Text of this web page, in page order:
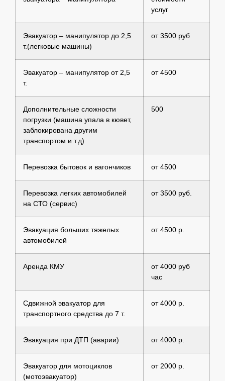
услуг
Эвакуатор – манипулятор до 2,5
т.(легковые машины)
от 3500 руб
Эвакуатор – манипулятор от 2,5
т.
от 4500
Дополнительные сложности
погрузки (машина упала в кювет,
заблокирована другим
транспортом и т.д)
500
Перевозка бытовок и вагончиков от 4500
Перевозка легких автомобилей
на СТО (сервис)
от 3500 руб.
Эвакуация больших тяжелых
автомобилей
от 4500 р.
Аренда КМУ
от 4000 руб
час
Сдвижной эвакуатор для
транспортного средства до 7 т.
от 4000 р.
Эвакуация при ДТП (аварии) от 4000 р.
Эвакуатор для мотоциклов
(мотоэвакуатор)
от 2000 р.